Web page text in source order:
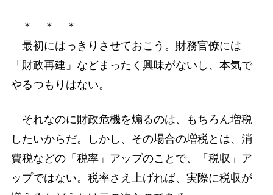
＊ ＊ ＊
最初にはっきりさせておこう。財務官僚には
「財政再建」などまったく興味がないし、本気で
やるつもりはない。
それなのに財政危機を煽るのは、もちろん増税
したいからだ。しかし、その場合の増税とは、消
費税などの「税率」アップのことで、「税収」ア
ップではない。税率さえ上げれば、実際に税収が